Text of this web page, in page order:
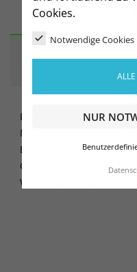
Cookies.
Notwendige Cookies
NUR
Frottiertuch aus 94%
Mit bedruckbarer weißer
Entspricht Ökotex
Qualität 400 g/qm
Waschbar bis 60°C